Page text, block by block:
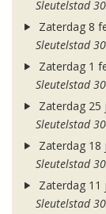
Sleutelstad 30
Zaterdag 8
Sleutelstad 30
Zaterdag 1
Sleutelstad 30
Zaterdag 25
Sleutelstad 30
Zaterdag 18
Sleutelstad 30
Zaterdag 11
Sleutelstad 30